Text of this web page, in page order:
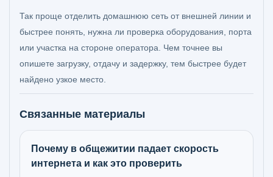
Так проще отделить домашнюю сеть от внешней линии и
быстрее понять, нужна ли проверка оборудования, порта
или участка на стороне оператора. Чем точнее вы
опишете загрузку, отдачу и задержку, тем быстрее будет
найдено узкое место.
Связанные материалы
Почему в общежитии падает скорость
интернета и как это проверить